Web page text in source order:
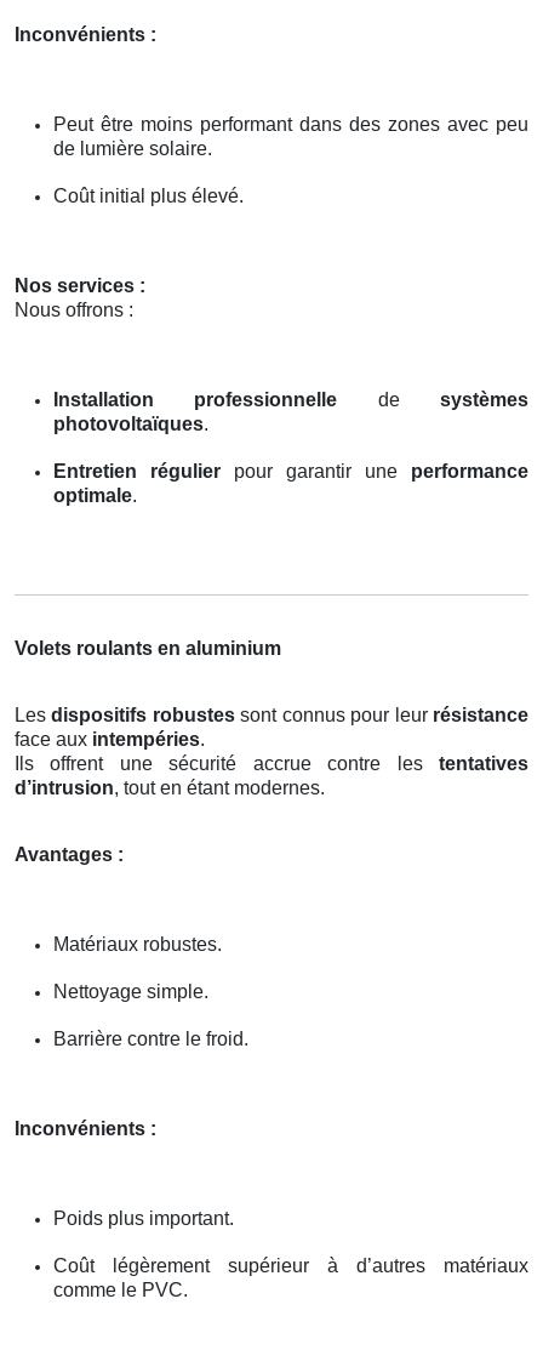
Inconvénients :
Peut être moins performant dans des zones avec peu
de lumière solaire.
Coût initial plus élevé.
Nos services :
Nous offrons :
Installation professionnelle desystèmes
photovoltaïques.
Entretien régulier pour garantir une performance
optimale.
Volets roulants en aluminium
Lesdispositifs robustessont connus pour leur résistance
face aux intempéries.
Ils offrent une sécurité accrue contre les tentatives
d’intrusion, tout en étant modernes.
Avantages :
Matériaux robustes.
Nettoyage simple.
Barrière contre le froid.
Inconvénients :
Poids plus important.
Coût légèrement supérieur à d’autres matériaux
comme le PVC.